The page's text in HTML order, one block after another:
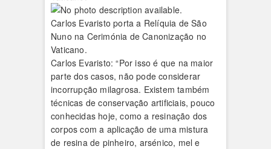
Carlos Evaristo porta a Relíquia de São
Nuno na Cerimónia de Canonização no
Vaticano.
Carlos Evaristo: “Por isso é que na maior
parte dos casos, não pode considerar
incorrupção milagrosa. Existem também
técnicas de conservação artificiais, pouco
conhecidas hoje, como a resinação dos
corpos com a aplicação de uma mistura
de resina de pinheiro, arsénico, mel e